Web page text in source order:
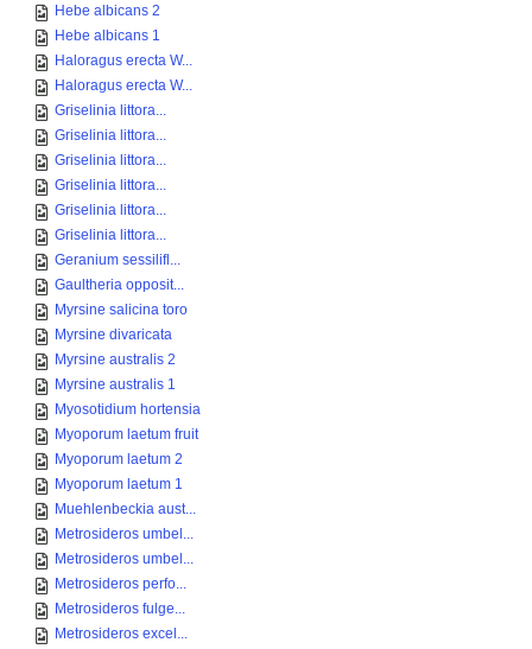
Hebe albicans 2
Hebe albicans 1
Haloragus erecta W...
Haloragus erecta W...
Griselinia littora...
Griselinia littora...
Griselinia littora...
Griselinia littora...
Griselinia littora...
Griselinia littora...
Geranium sessilifl...
Gaultheria opposit...
Myrsine salicina toro
Myrsine divaricata
Myrsine australis 2
Myrsine australis 1
Myosotidium hortensia
Myoporum laetum fruit
Myoporum laetum 2
Myoporum laetum 1
Muehlenbeckia aust...
Metrosideros umbel...
Metrosideros umbel...
Metrosideros perfo...
Metrosideros fulge...
Metrosideros excel...